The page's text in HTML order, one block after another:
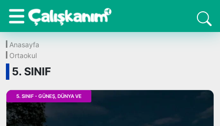
Anasayfa
Ortaokul
5. SINIF
5. SINIF - GÜNEŞ, DÜNYA VE